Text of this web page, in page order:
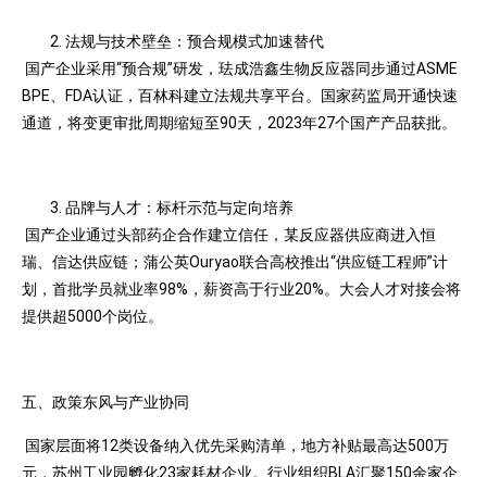
法规与技术壁垒：预合规模式加速替代
国产企业采用“预合规”研发，珐成浩鑫生物反应器同步通过ASME
BPE、FDA认证，百林科建立法规共享平台。国家药监局开通快速
通道，将变更审批周期缩短至90天，2023年27个国产产品获批。
品牌与人才：标杆示范与定向培养
国产企业通过头部药企合作建立信任，某反应器供应商进入恒
瑞、信达供应链；蒲公英Ouryao联合高校推出“供应链工程师”计
划，首批学员就业率98%，薪资高于行业20%。大会人才对接会将
提供超5000个岗位。
五、政策东风与产业协同
国家层面将12类设备纳入优先采购清单，地方补贴最高达500万
元，苏州工业园孵化23家耗材企业。行业组织BLA汇聚150余家企